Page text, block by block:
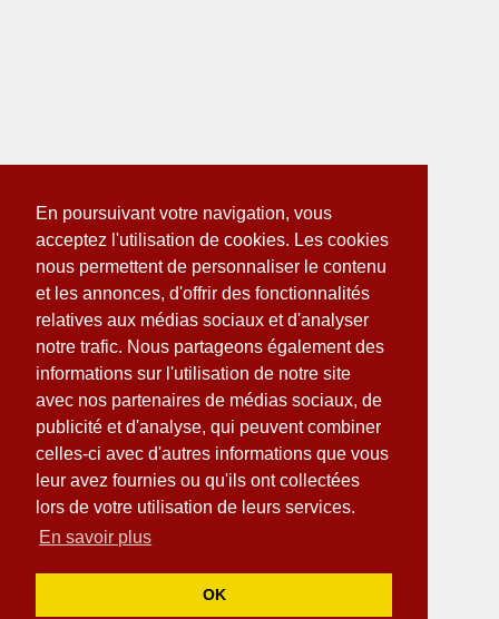
En poursuivant votre navigation, vous
acceptez l'utilisation de cookies. Les cookies
nous permettent de personnaliser le contenu
et les annonces, d'offrir des fonctionnalités
relatives aux médias sociaux et d'analyser
notre trafic. Nous partageons également des
informations sur l'utilisation de notre site
avec nos partenaires de médias sociaux, de
publicité et d'analyse, qui peuvent combiner
celles-ci avec d'autres informations que vous
leur avez fournies ou qu'ils ont collectées
lors de votre utilisation de leurs services.
En savoir plus
OK